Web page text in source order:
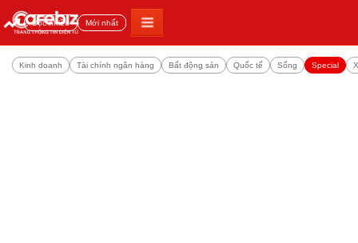
Đọc nhiều Mới nhất
Kinh doanh Tài chính ngân hàng Bất động sản Quốc tế Sống Special